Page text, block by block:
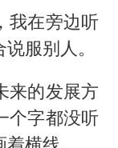
我在旁边听
服别人。
来的发展方
个字都没听